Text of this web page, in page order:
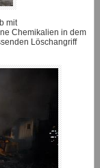
mit
Chemikalien in dem
Löschangriff